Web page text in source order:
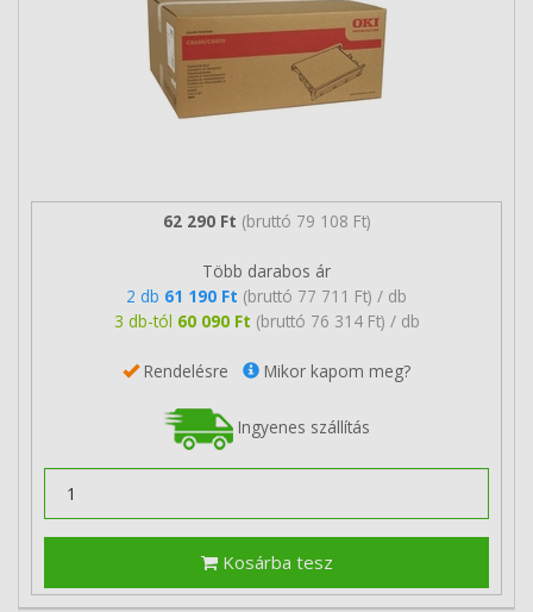
62 290 Ft (bruttó 79 108 Ft)
Több darabos ár
2 db 61 190 Ft (bruttó 77 711 Ft) / db
3 db-tól 60 090 Ft (bruttó 76 314 Ft) / db
Rendelésre Mikor kapom meg?
Ingyenes szállítás
Kosárba tesz